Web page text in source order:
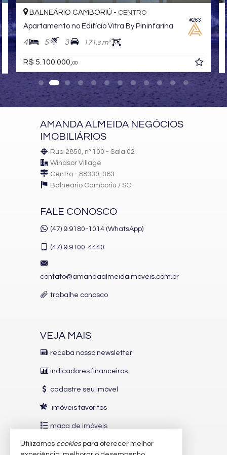
Piscina Infantil
Playground Brinquedoteca
Espaço Pet
02 Salões de Festas
Sala de Jogos
Espaço Teen
Lazer 02:
Home Cinema Bistrô
Piscina Infantil Aquecida
Sala de Massagem
Saunas Seca e Úmida
Academia
Sala de Poker
#263
BALNEÁRIO CAMBORIÚ - CENTRO
Apartamento no Edifício Vitra By Pininfarina
4 5 3 171,8m²
R$ 5.100.000,00
AMANDA ALMEIDA NEGÓCIOS
IMOBILIÁRIOS
Rua 2850, nº 100 - Sala 02
Windsor Village
Centro - 88330-363
Balneário Camboriú / SC
FALE CONOSCO
(47) 9.9180-1014 (WhatsApp)
(47) 9.9100-4440
contato@amandaalmeidaimoveis.com.br
trabalhe conosco
VEJA MAIS
receba nosso newsletter
indicadores financeiros
cadastre seu imóvel
imóveis favoritos
mapa de imóveis
Utilizamos cookiespara oferecer melhor